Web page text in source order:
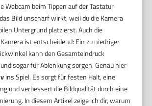
Webcam beim Tippen auf der Tastatur
Bild unscharf wirkt, weil du die Kamera
Untergrund platzierst. Auch die
ist entscheidend: Ein zu niedriger
kann den Gesamteindruck
sogar für Ablenkung sorgen. Genau hier
ins Spiel. Es sorgt für festen Halt, eine
und verbessert die Bildqualität durch eine
In diesem Artikel zeige ich dir, warum